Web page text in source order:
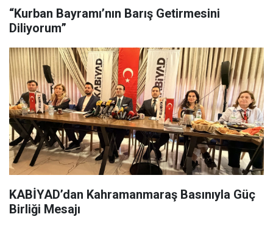
“Kurban Bayramı’nın Barış Getirmesini
Diliyorum”
KABİYAD’dan Kahramanmaraş Basınıyla Güç
Birliği Mesajı